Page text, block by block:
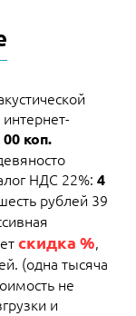
коп.
НДС 22%: 4
рублей 39
скидка %,
(одна тысяча
не
и